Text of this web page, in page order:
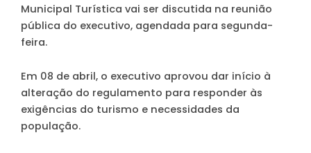
Municipal Turística vai ser discutida na reunião
pública do executivo, agendada para segunda-
feira.
Em 08 de abril, o executivo aprovou dar início à
alteração do regulamento para responder às
exigências do turismo e necessidades da
população.